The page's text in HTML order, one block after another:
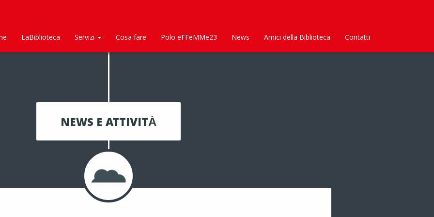
LaBiblioteca Servizi Cosa fare Polo eFFeMMe23 News Amici della Biblioteca Contatti
NEWS E ATTIVITÀ